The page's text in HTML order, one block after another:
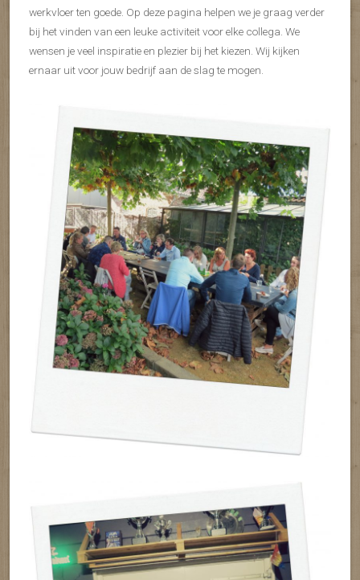
werkvloer ten goede. Op deze pagina helpen we je graag verder
bij het vinden van een leuke activiteit voor elke collega. We
wensen je veel inspiratie en plezier bij het kiezen. Wij kijken
ernaar uit voor jouw bedrijf aan de slag te mogen.